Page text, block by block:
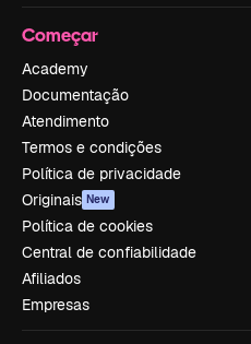
Começar
Academy
Documentação
Atendimento
Termos e condições
Política de privacidade
Originais New
Política de cookies
Central de confiabilidade
Afiliados
Empresas